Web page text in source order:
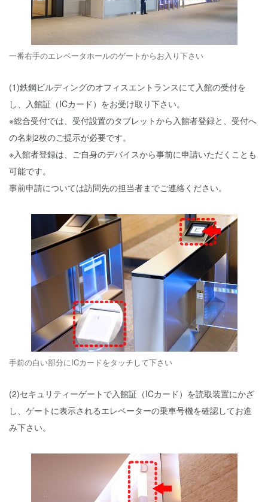
一番右手のエレベータホールのゲートからお入り下さい
(1)鉄鋼ビルディングのオフィスエントランスにて入館の受付を
し、入館証（ICカード）をお受け取り下さい。
※総合受付では、受付設置のタブレットから入館者登録と、受付へ
の名刺2枚のご提示が必要です。
※入館者登録は、ご自身のデバイスから事前に申請いただくことも
可能です。
事前申請については訪問先の担当者までご連絡ください。
手前の白い部分にICカードをタッチして下さい
(2)セキュリティーゲートで入館証（ICカード）を読取装置にかざ
し、ゲートに表示されるエレベーターの乗車号機を確認してお進
み下さい。